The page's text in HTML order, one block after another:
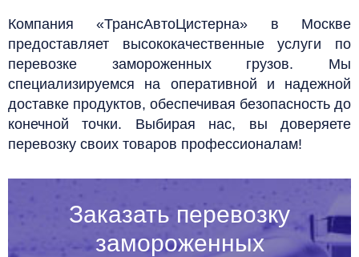
Компания «ТрансАвтоЦистерна» в Москве
предоставляет высококачественные услуги по
перевозке замороженных грузов. Мы
специализируемся на оперативной и надежной
доставке продуктов, обеспечивая безопасность до
конечной точки. Выбирая нас, вы доверяете
перевозку своих товаров профессионалам!
Заказать перевозку
замороженных